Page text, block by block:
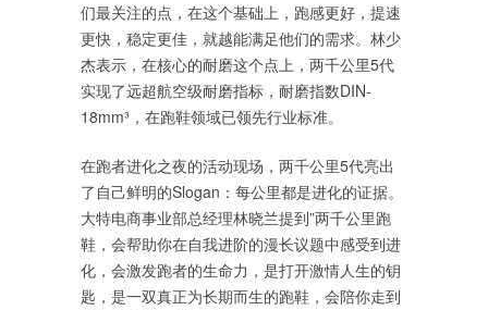
们最关注的点，在这个基础上，跑感更好，提速
更快，稳定更佳，就越能满足他们的需求。林少
杰表示，在核心的耐磨这个点上，两千公里5代
实现了远超航空级耐磨指标，耐磨指数DIN-
18mm³，在跑鞋领域已领先行业标准。
在跑者进化之夜的活动现场，两千公里5代亮出
了自己鲜明的Slogan：每公里都是进化的证据。
大特电商事业部总经理林晓兰提到”两千公里跑
鞋，会帮助你在自我进阶的漫长议题中感受到进
化，会激发跑者的生命力，是打开激情人生的钥
匙，是一双真正为长期而生的跑鞋，会陪你走到